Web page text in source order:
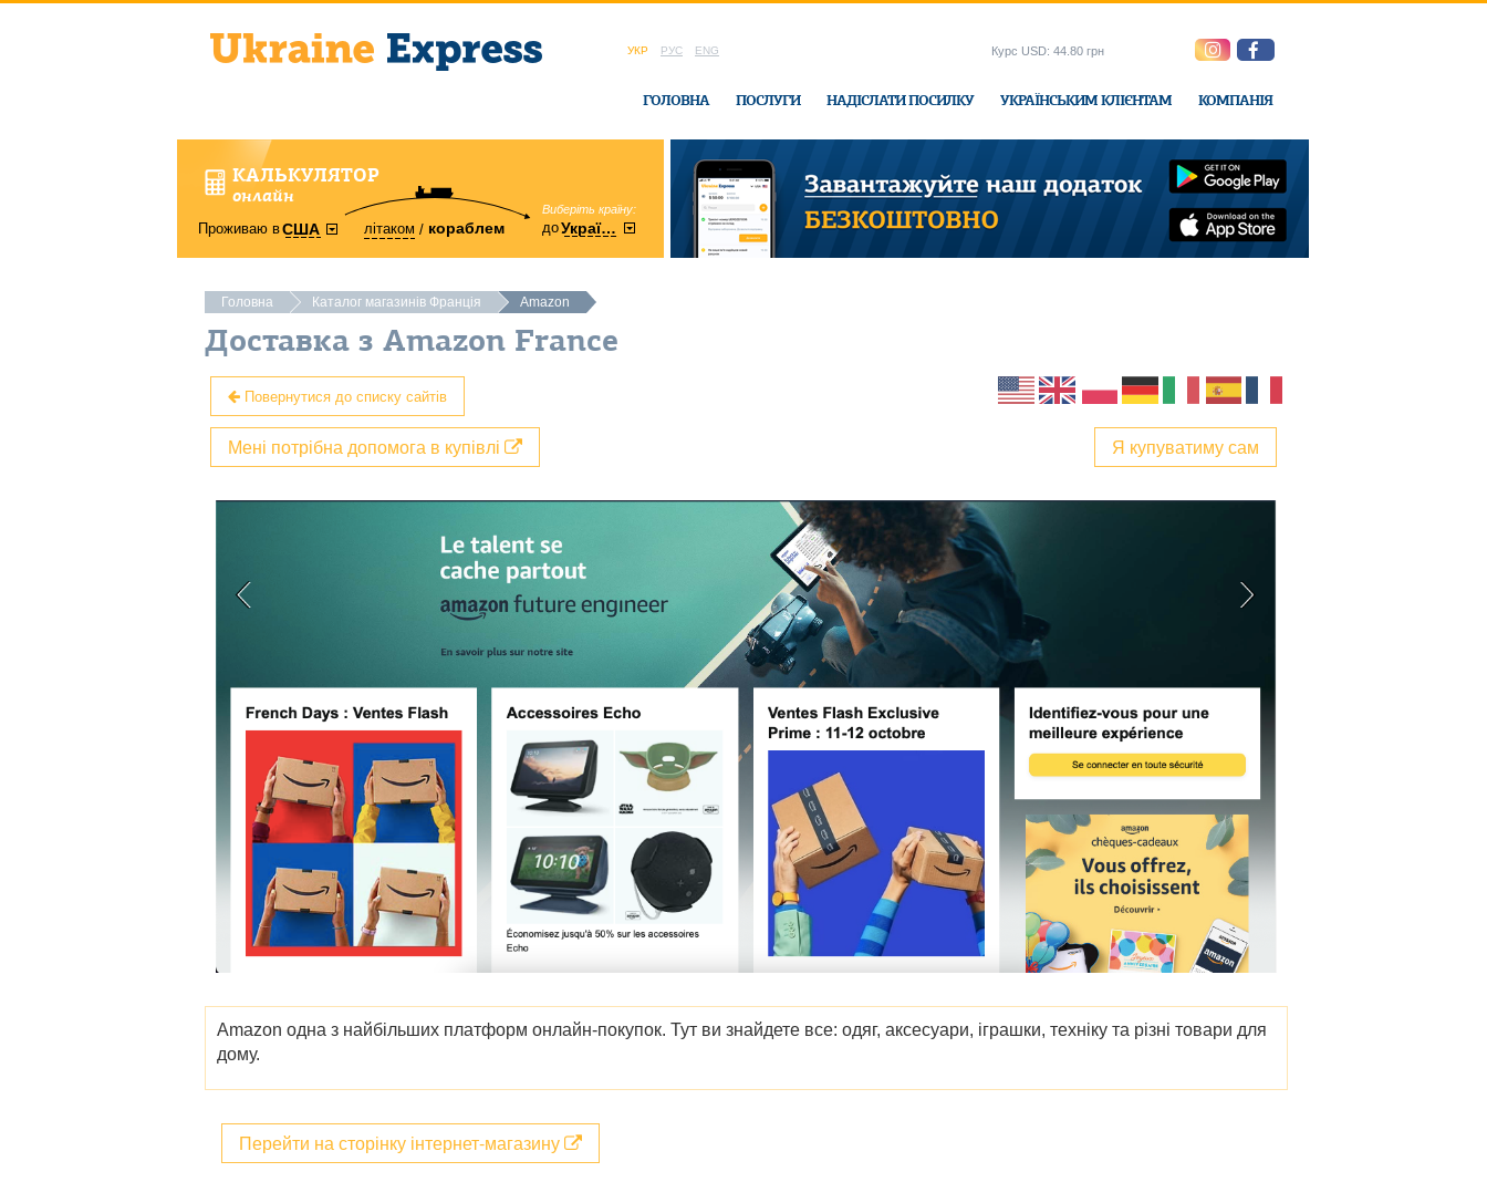
УКР РУС ENG
ГОЛОВНА ПОСЛУГИ НАДІСЛАТИ ПОСИЛКУ УКРАЇНСЬКИМ КЛІЄНТАМ КОМПАНІЯ
Курс USD: 44.80 грн
КАЛЬКУЛЯТОР
онлайн
Проживаю вСША літаком кораблем
Виберіть країну:
доУкраїни
область:
Вінницька в офісі Ukraine-Express
Головна Каталог магазинів Франція Amazon
Доставка з Amazon France
Повернутися до списку сайтів
Я купуватиму сам
Мені потрібна допомога в купівлі
Amazon одна з найбільших платформ онлайн-покупок. Тут ви знайдете все: одяг, аксесуари, іграшки, техніку та різні товари для
дому.
Перейти на сторінку інтернет-магазину